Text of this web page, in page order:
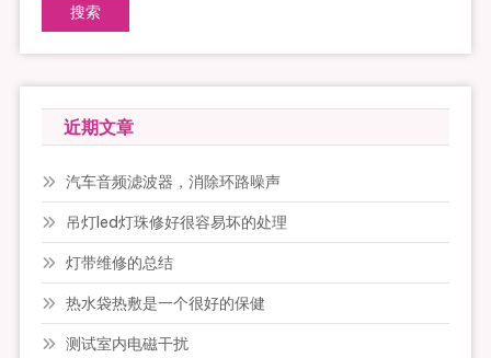
搜索
近期文章
汽车音频滤波器，消除环路噪声
吊灯led灯珠修好很容易坏的处理
灯带维修的总结
热水袋热敷是一个很好的保健
测试室内电磁干扰